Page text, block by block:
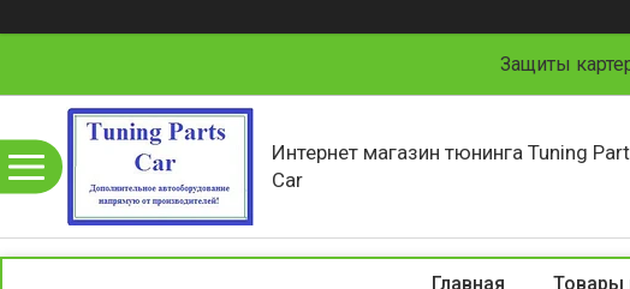
Защиты
Интернет магазин тюнинга Tuning
Car
Главная Товары